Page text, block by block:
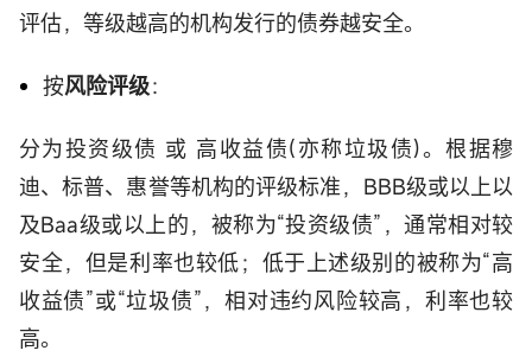
评估，等级越高的机构发行的债券越安全。
按风险评级：
分为投资级债 或 高收益债(亦称垃圾债)。根据穆
迪、标普、惠誉等机构的评级标准，BBB级或以上以
及Baa级或以上的，被称为“投资级债”，通常相对较
安全，但是利率也较低；低于上述级别的被称为“高
收益债”或“垃圾债”，相对违约风险较高，利率也较
高。